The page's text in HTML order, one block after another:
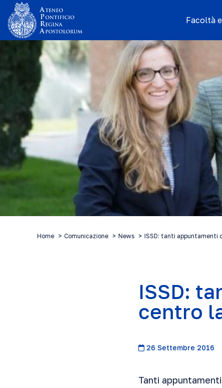
Facoltà
Home Comunicazione News ISSD: tanti
ISSD:
centro
26 Settembre 2016
Tanti